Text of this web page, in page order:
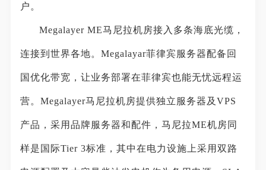
户。
Megalayer ME马尼拉机房接入多条海底光缆，
连接到世界各地。Megalayar菲律宾服务器配备回
国优化带宽，让业务部署在菲律宾也能无忧远程运
营。Megalayer马尼拉机房提供独立服务器及VPS
产品，采用品牌服务器和配件，马尼拉ME机房同
样是国际Tier 3标准，其中在电力设施上采用双路